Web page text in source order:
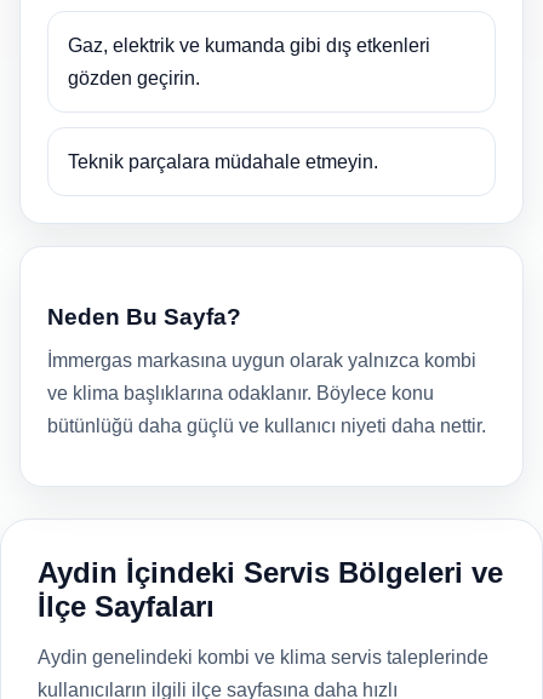
Gaz, elektrik ve kumanda gibi dış etkenleri
gözden geçirin.
Teknik parçalara müdahale etmeyin.
Neden Bu Sayfa?
İmmergas markasına uygun olarak yalnızca kombi
ve klima başlıklarına odaklanır. Böylece konu
bütünlüğü daha güçlü ve kullanıcı niyeti daha nettir.
Aydin İçindeki Servis Bölgeleri ve
İlçe Sayfaları
Aydin genelindeki kombi ve klima servis taleplerinde
kullanıcıların ilgili ilçe sayfasına daha hızlı